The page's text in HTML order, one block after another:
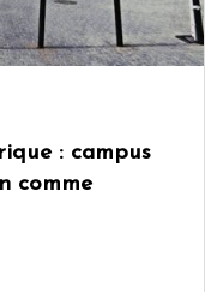
: campus
comme